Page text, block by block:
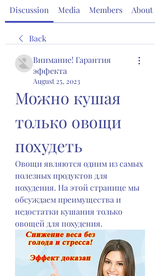
Discussion Media Members About
Back
Внимание! Гарантия
эффекта
August 25, 2023
Можно кушая
только овощи
похудеть
Овощи являются одним из самых
полезных продуктов для
похудения. На этой странице мы
обсуждаем преимущества и
недостатки кушания только
овощей для похудения.